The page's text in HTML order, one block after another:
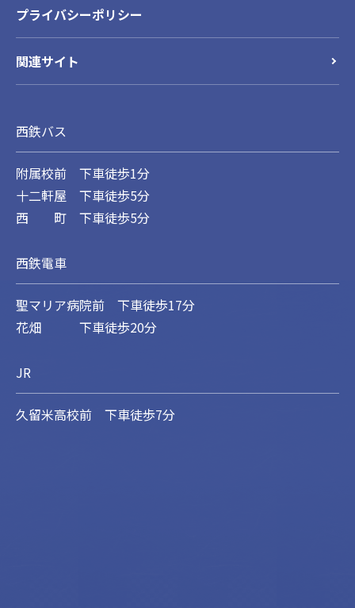
プライバシーポリシー
関連サイト
西鉄バス
附属校前 下車徒歩1分
十二軒屋 下車徒歩5分
西 町 下車徒歩5分
西鉄電車
聖マリア病院前 下車徒歩17分
花畑 下車徒歩20分
JR
久留米高校前 下車徒歩7分